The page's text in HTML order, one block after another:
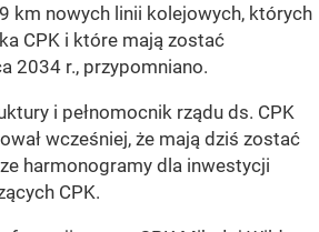
km nowych linii kolejowych, których
CPK i które mają zostać
2034 r., przypomniano.
i pełnomocnik rządu ds. CPK
wcześniej, że mają dziś zostać
harmonogramy dla inwestycji
CPK.